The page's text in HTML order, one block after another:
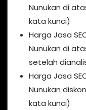
Nunukan di
kata kunci)
Harga Jasa
Nunukan di
setelah
Harga Jasa
Nunukan
kata kunci)